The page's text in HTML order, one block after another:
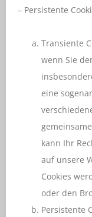
– Persistente
Transiente
wenn Sie
eine
kann Ihr
auf unsere
Cookies
oder den
Persistente